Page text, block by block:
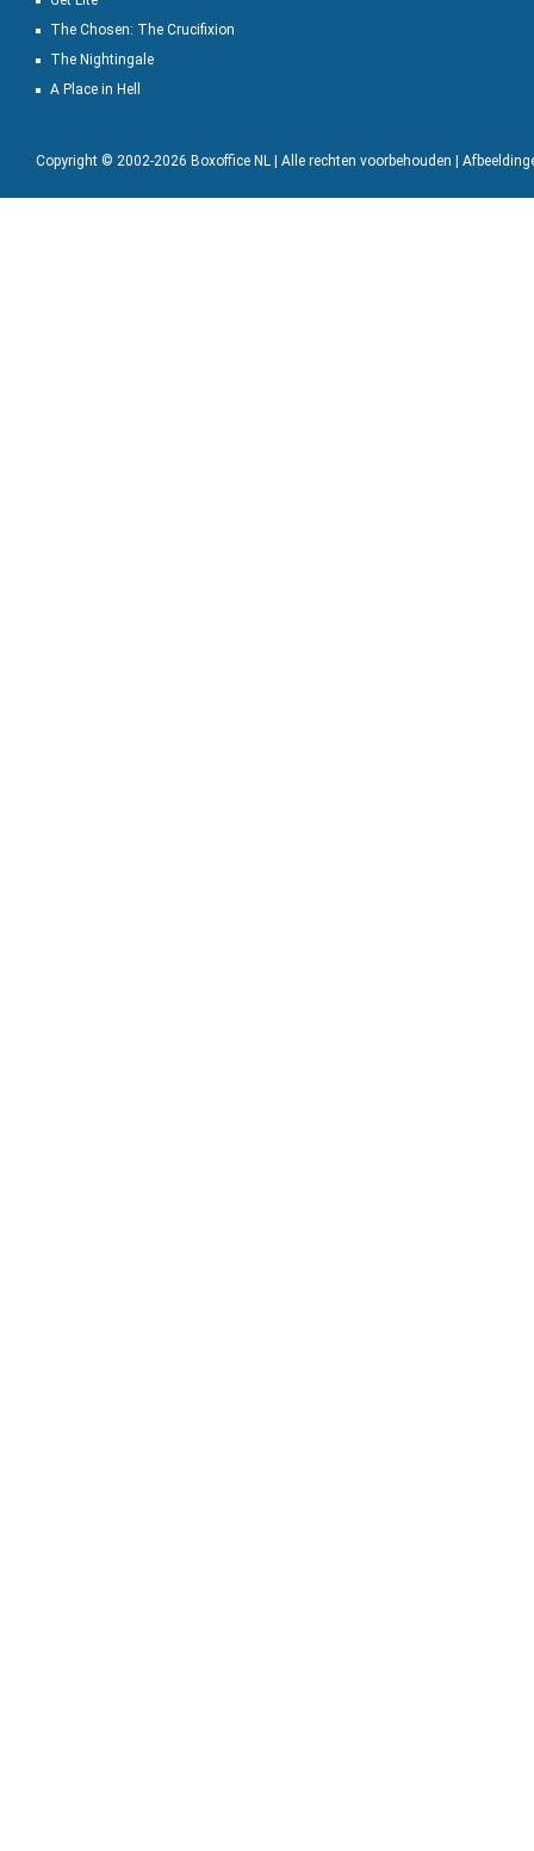
The Chosen: The Crucifixion
The Nightingale
A Place in Hell
Copyright © 2002-2026 Boxoffice NL | Alle rechten voorbehouden |